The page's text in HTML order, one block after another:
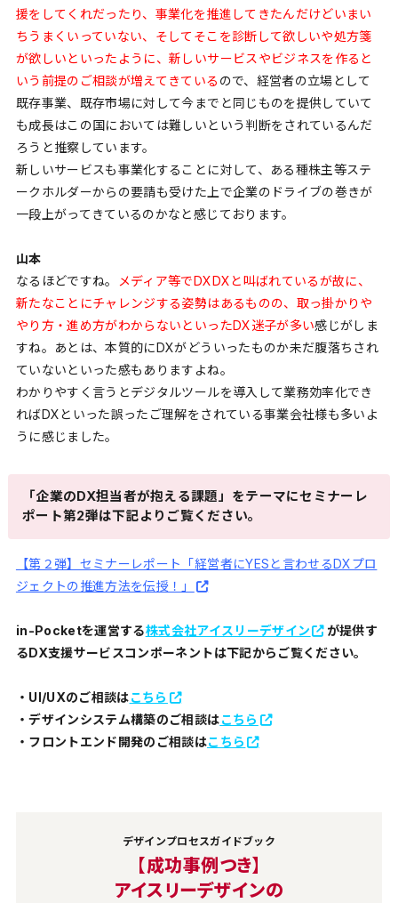
援をしてくれだったり、事業化を推進してきたんだけどいまい
ちうまくいっていない、そしてそこを診断して欲しいや処方箋
が欲しいといったように、新しいサービスやビジネスを作ると
いう前提のご相談が増えてきている ので、経営者の立場として
既存事業、既存市場に対して今までと同じものを提供していて
も成長はこの国においては難しいという判断をされているんだ
ろうと推察しています。
新しいサービスも事業化することに対して、ある種株主等ステ
ークホルダーからの要請も受けた上で企業のドライブの巻きが
一段上がってきているのかなと感じております。
山本
なるほどですね。
メディア等でDXDXと叫ばれているが故に、
新たなことにチャレンジする姿勢はあるものの、取っ掛かりや
やり方・進め方がわからないといったDX迷子が多い感じがしま
すね。あとは、本質的にDXがどういったものか未だ腹落ちされ
ていないといった感もありますよね。
わかりやすく言うとデジタルツールを導入して業務効率化でき
ればDXといった誤ったご理解をされている事業会社様も多いよ
うに感じました。
「企業のDX担当者が抱える課題」をテーマにセミナーレ
ポート第2弾は下記よりご覧ください。
【第２弾】セミナーレポート「経営者にYESと言わせるDXプロ
ジェクトの推進方法を伝授！」
in-Pocketを運営する株式会社アイスリーデザイン
が提供す
るDX支援サービスコンポーネントは下記からご覧ください。
・UI/UXのご相談はこちら
・デザインシステム構築のご相談はこちら
・フロントエンド開発のご相談はこちら
デザインプロセスガイドブック
【成功事例つき】
アイスリーデザインの